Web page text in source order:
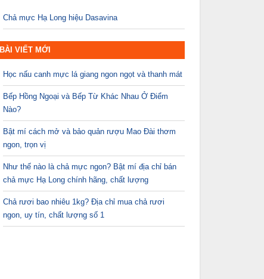
Chả mực Hạ Long hiệu Dasavina
BÀI VIẾT MỚI
Học nấu canh mực lá giang ngon ngọt và thanh mát
Bếp Hồng Ngoại và Bếp Từ Khác Nhau Ở Điểm
Nào?
Bật mí cách mở và bảo quản rượu Mao Đài thơm
ngon, trọn vị
Như thế nào là chả mực ngon? Bật mí địa chỉ bán
chả mực Hạ Long chính hãng, chất lượng
Chả rươi bao nhiêu 1kg? Địa chỉ mua chả rươi
ngon, uy tín, chất lượng số 1